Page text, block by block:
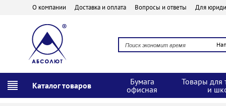
О компании Доставка и оплата Вопросы и ответы Для
Каталог товаров
Бумага
офисная
Товары для
и